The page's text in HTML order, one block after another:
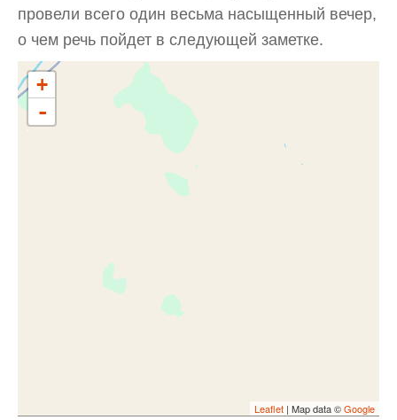
провели всего один весьма насыщенный вечер,
о чем речь пойдет в следующей заметке.
+
-
Leaflet | Map data ©Google